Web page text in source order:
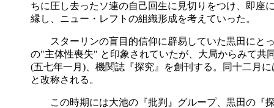
ちに圧し去ったソ連の自己回生に見切りをつけ、即座
縁し、ニュー・レフトの組織形成を考えていった。
スターリンの盲目的信仰に辟易していた黒田にと
の"主体性喪失" と印象されていたが、大局からみて共
(五七年一月 ) 、機関誌『探究』を創刊する。同十二月
と改称される。
この時期には大池の『批判』グループ、黒田の『